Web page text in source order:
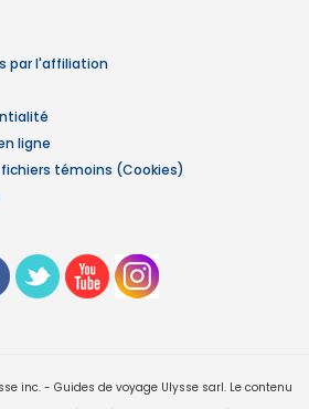
par l'affiliation
ligne
témoins (Cookies)
inc. - Guides de voyage Ulysse sarl. Le contenu